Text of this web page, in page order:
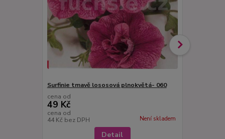
Surfinie tmavě lososová plnokvětá- 060
cena od
49 Kč
cena od
44 Kč bez DPH Není skladem
Detail